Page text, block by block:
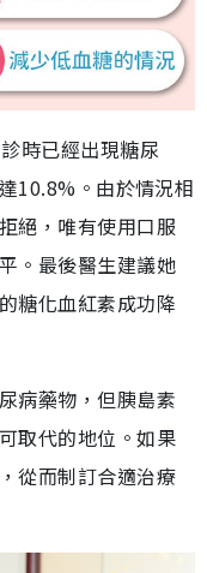
時已經出現糖尿
10.8%。由於情況相
絕，唯有使用口服
。最後醫生建議她
糖化血紅素成功降
病藥物，但胰島素
取代的地位。如果
從而制訂合適治療